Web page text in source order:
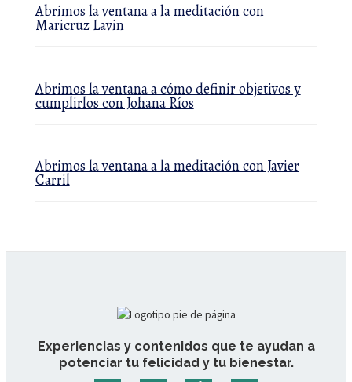
Abrimos la ventana a la meditación con
Maricruz Lavin
Abrimos la ventana a cómo definir objetivos y
cumplirlos con Johana Ríos
Abrimos la ventana a la meditación con Javier
Carril
Experiencias y contenidos que te ayudan a
potenciar tu felicidad y tu bienestar.